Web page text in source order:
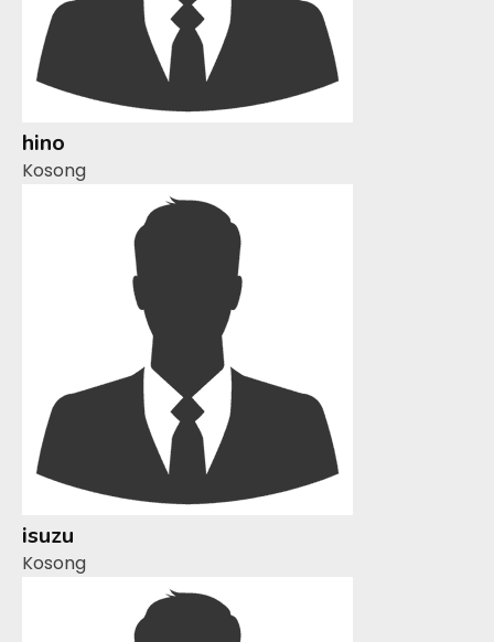
hino
Kosong
isuzu
Kosong